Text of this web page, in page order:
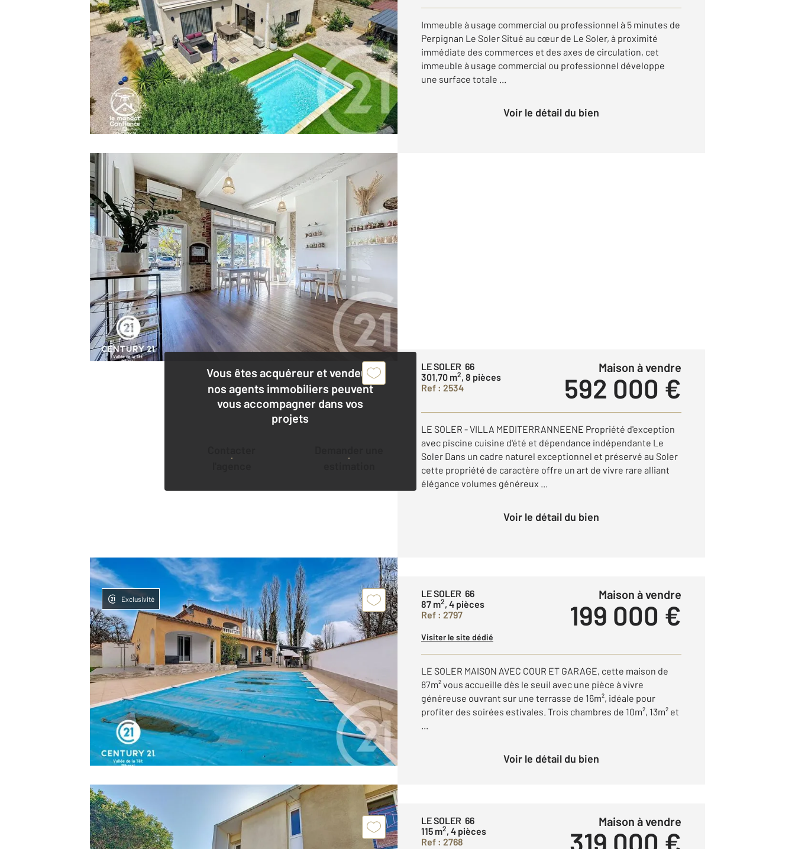
Immeuble à usage commercial ou professionnel à 5 minutes de
Perpignan Le Soler Situé au cœur de Le Soler, à proximité
immédiate des commerces et des axes de circulation, cet
immeuble à usage commercial ou professionnel développe
une surface totale ...
Voir le détail du bien
Vous êtes acquéreur et vendeur,
nos agents immobiliers peuvent
vous accompagner dans vos
projets
LE SOLER 66
301,70 m2, 8 pièces
Ref : 2534
Maison à vendre
592 000 €
LE SOLER - VILLA MEDITERRANNEENE Propriété d'exception
avec piscine cuisine d'été et dépendance indépendante Le
Soler Dans un cadre naturel exceptionnel et préservé au Soler
cette propriété de caractère offre un art de vivre rare alliant
élégance volumes généreux ...
Voir le détail du bien
Exclusivité
LE SOLER 66
87 m2, 4 pièces
Ref : 2797
Maison à vendre
199 000 €
Visiter le site dédié
LE SOLER MAISON AVEC COUR ET GARAGE, cette maison de
87m² vous accueille dès le seuil avec une pièce à vivre
généreuse ouvrant sur une terrasse de 16m², idéale pour
profiter des soirées estivales. Trois chambres de 10m², 13m² et
...
Voir le détail du bien
LE SOLER 66
115 m2, 4 pièces
Ref : 2768
Maison à vendre
319 000 €